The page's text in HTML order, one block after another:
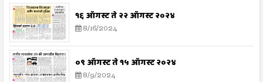
१६ ऑगस्ट ते २२ ऑगस्ट २०२४
8/16/2024
०९ ऑगस्ट ते १५ ऑगस्ट २०२४
8/9/2024